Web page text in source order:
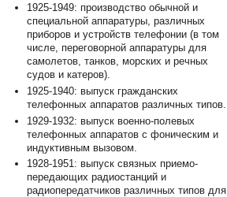
1925-1949: производство обычной и
специальной аппаратуры, различных
приборов и устройств телефонии (в том
числе, переговорной аппаратуры для
самолетов, танков, морских и речных
судов и катеров).
1925-1940: выпуск гражданских
телефонных аппаратов различных типов.
1929-1932: выпуск военно-полевых
телефонных аппаратов с фоническим и
индуктивным вызовом.
1928-1951: выпуск связных приемо-
передающих радиостанций и
радиопередатчиков различных типов для